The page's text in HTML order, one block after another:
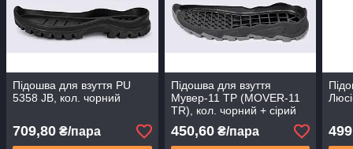
Підошва для взуття PU
5358 JB, кол. чорний
709,80 ₴/пара
Підошва для взуття
Мувер-11 ТР (MOVER-11
TR), кол. чорний + сірий
450,60₴/пара